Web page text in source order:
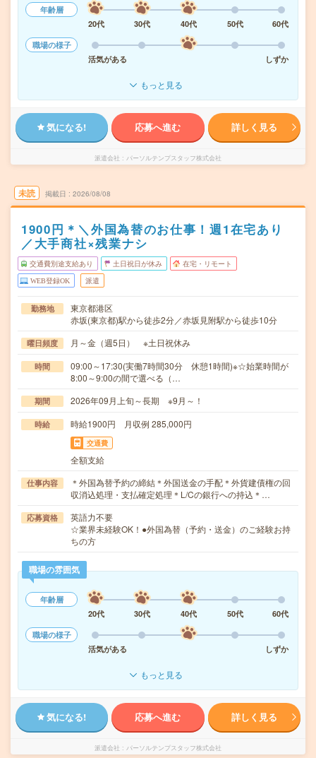
年齢層
20代
30代 40代 50代
60代
職場の様子
活気がある
しずか
もっと見る
気になる! 応募へ進む 詳しく見る
派遣会社 パーソルテンプスタッフ株式会社
未読 掲載日 2026/08/08
1900円＊＼外国為替のお仕事！週1在宅あり
／大手商社×残業ナシ
交通費別途支給あり 土日祝日が休み 在宅・リモート
WEB登録OK 派遣
勤務地
東京都港区
赤坂(東京都)駅から徒歩2分／赤坂見附駅から徒歩10分
曜日頻度 月～金（週5日） ※土日祝休み
時間
09:00～17:30(実働7時間30分 休憩1時間)※☆始業時間が
8:00～9:00の間で選べる（…
期間 2026年09月上旬～長期 ※9月～！
時給 時給1900円 月収例 285,000円
交通費
全額支給
仕事内容
＊外国為替予約の締結＊外国送金の手配＊外貨建債権の回
収消込処理・支払確定処理＊L/Cの銀行への持込＊…
応募資格
英語力不要
☆業界未経験OK！●外国為替（予約・送金）のご経験お持
ちの方
職場の雰囲気
年齢層
20代
30代 40代 50代
60代
職場の様子
活気がある
しずか
もっと見る
気になる! 応募へ進む 詳しく見る
派遣会社 パーソルテンプスタッフ株式会社